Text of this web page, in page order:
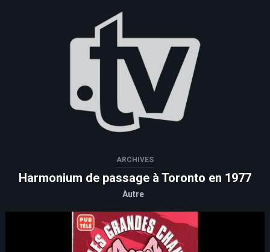
ARCHIVES
Harmonium de passage à Toronto en 1977
Autre